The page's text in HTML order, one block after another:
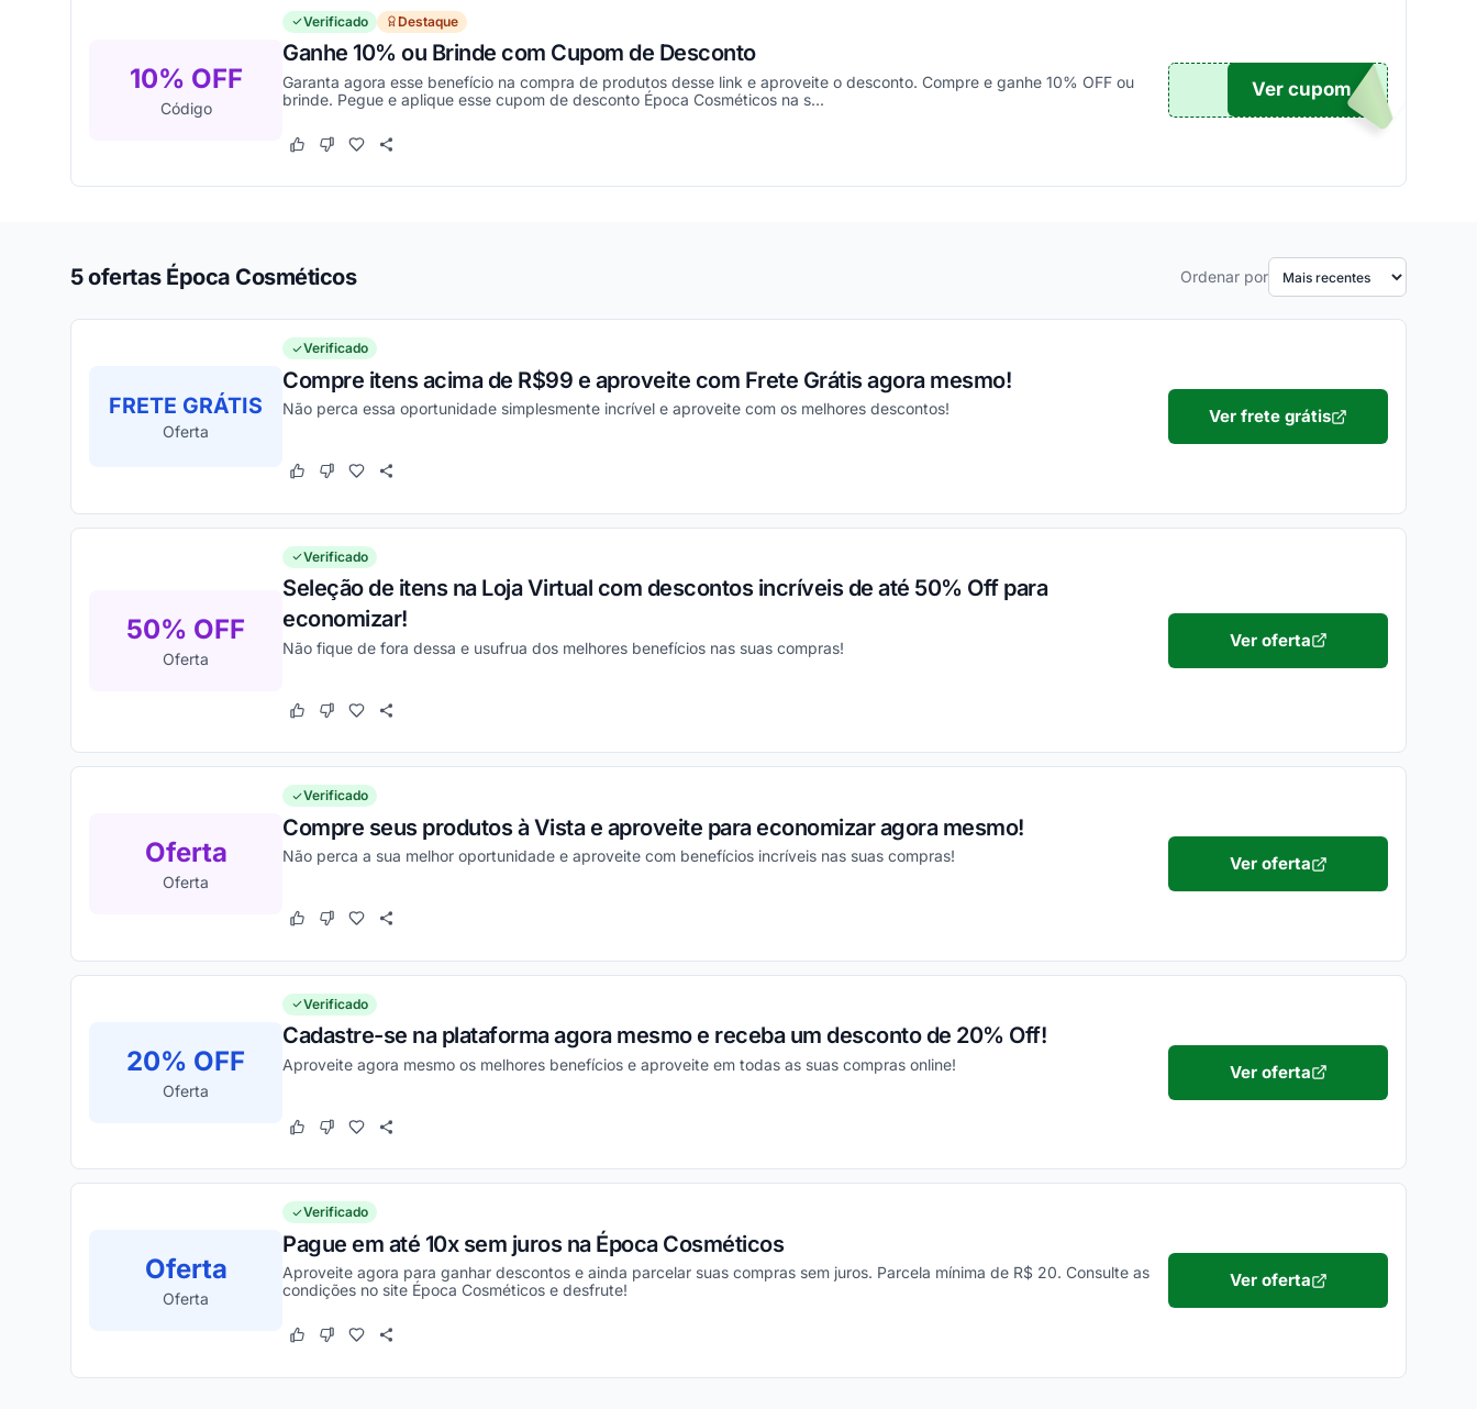
10% OFF
Código
Verificado Destaque
Ganhe 10% ou Brinde com Cupom de Desconto
Garanta agora esse benefício na compra de produtos desse link e aproveite o desconto. Compre e ganhe 10% OFF ou
brinde. Pegue e aplique esse cupom de desconto Época Cosméticos na s...
Este cupom funcionou
Este cupom não funcionou
SCAR
Ver cupom
5 ofertas Época Cosméticos Ordenar por
FRETE GRÁTIS
Oferta
Verificado
Compre itens acima de R$99 e aproveite com Frete Grátis agora mesmo!
Não perca essa oportunidade simplesmente incrível e aproveite com os melhores descontos!
Este cupom funcionou
Este cupom não funcionou
Ver frete grátis
50% OFF
Oferta
Verificado
Seleção de itens na Loja Virtual com descontos incríveis de até 50% Off para
economizar!
Não fique de fora dessa e usufrua dos melhores benefícios nas suas compras!
Este cupom funcionou
Este cupom não funcionou
Ver oferta
Oferta
Oferta
Verificado
Compre seus produtos à Vista e aproveite para economizar agora mesmo!
Não perca a sua melhor oportunidade e aproveite com benefícios incríveis nas suas compras!
Este cupom funcionou
Este cupom não funcionou
Ver oferta
20% OFF
Oferta
Verificado
Cadastre-se na plataforma agora mesmo e receba um desconto de 20% Off!
Aproveite agora mesmo os melhores benefícios e aproveite em todas as suas compras online!
Este cupom funcionou
Este cupom não funcionou
Ver oferta
Oferta
Oferta
Verificado
Pague em até 10x sem juros na Época Cosméticos
Aproveite agora para ganhar descontos e ainda parcelar suas compras sem juros. Parcela mínima de R$ 20. Consulte as
condições no site Época Cosméticos e desfrute!
Este cupom funcionou
Este cupom não funcionou
Ver oferta